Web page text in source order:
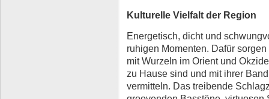
Kulturelle Vielfalt der Region
Energetisch, dicht und
ruhigen Momenten. Dafür
mit Wurzeln im Orient und
zu Hause sind und mit ihrer
vermitteln. Das treibende